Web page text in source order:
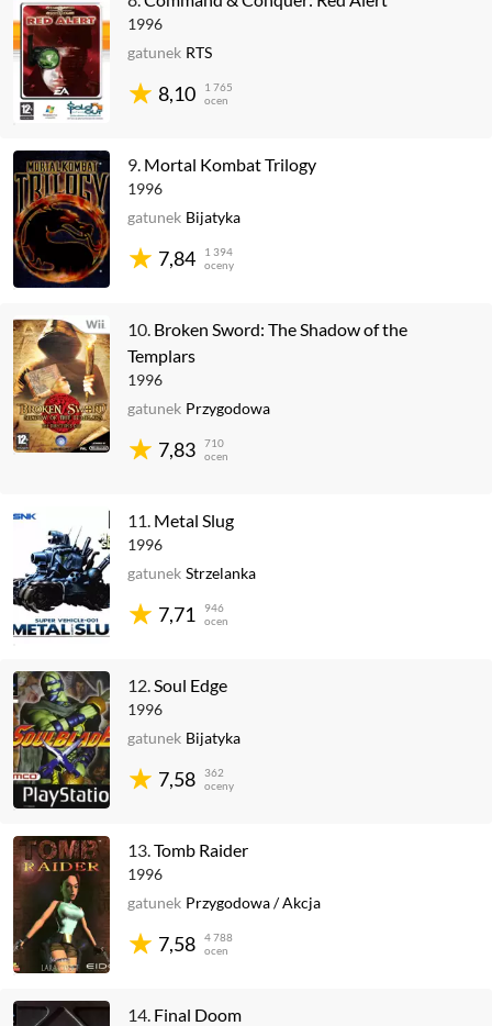
1996
8,10
1 765
ocen
gatunek RTS
9. Mortal Kombat Trilogy
1996
7,84
1 394
oceny
gatunek Bijatyka
10. Broken Sword: The Shadow of the
Templars
1996
7,83
710
ocen
gatunek Przygodowa
11. Metal Slug
1996
7,71
946
ocen
gatunek Strzelanka
12.Soul Edge
1996
7,58
362
oceny
gatunek Bijatyka
13.Tomb Raider
1996
7,58
4 788
ocen
gatunek Przygodowa/Akcja
14. Final Doom